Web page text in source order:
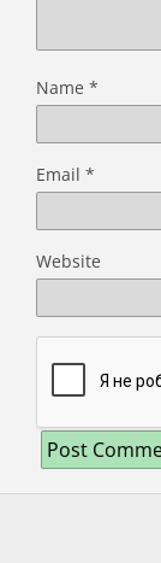
Name *
Email *
Website